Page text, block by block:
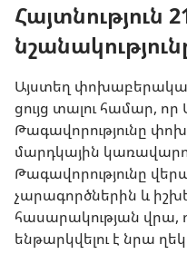
Հայտնություն
Այստեղ փոխաբերական
ցույց տալու համար,
Թագավորությունը
մարդկային
Թագավորությունը
չարագործներին և
հասարակության վրա,
ենթարկվելու է նրա